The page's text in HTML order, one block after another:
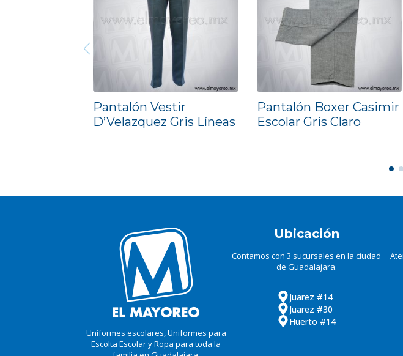
Pantalón Vestir
D’Velazquez Gris Líneas
Pantalón Boxer Casimir
Escolar Gris Claro
Uniformes escolares, Uniformes para
Escolta Escolar y Ropa para toda la
Ubicación
Contamos con 3 sucursales en la ciudad
de Guadalajara.
Juarez #14
Juarez #30
Huerto #14